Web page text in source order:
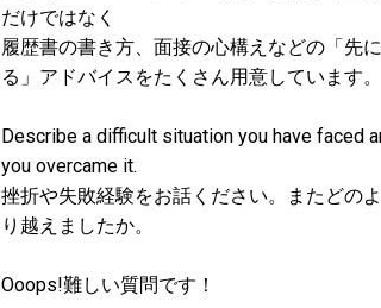
だけではなく
履歴書の書き方、面接の心構えなどの「先
る」アドバイスをたくさん用意しています。
Describe a difficult situation you have faced
you overcame it.
挫折や失敗経験をお話ください。またどの
り越えましたか。
Ooops!難しい質問です！